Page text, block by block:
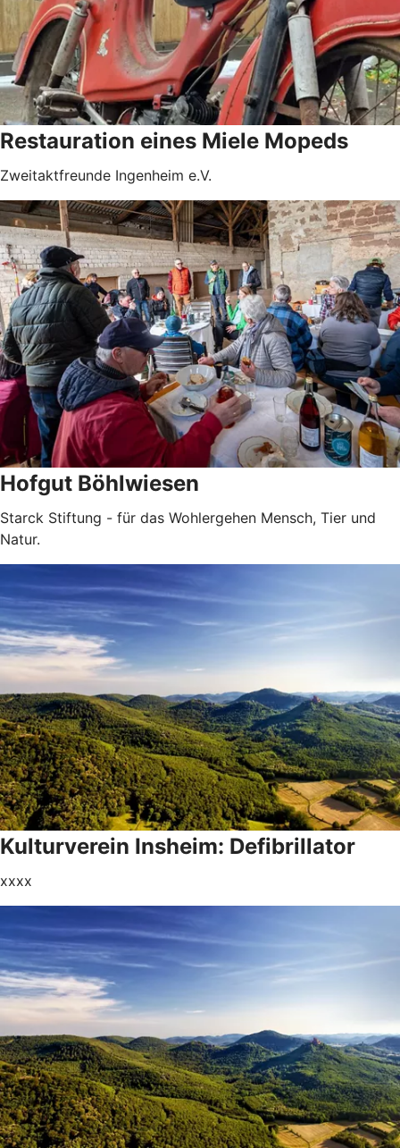
Restauration eines Miele Mopeds
Zweitaktfreunde Ingenheim e.V.
Hofgut Böhlwiesen
Starck Stiftung - für das Wohlergehen Mensch, Tier und
Natur.
Kulturverein Insheim: Defibrillator
xxxx